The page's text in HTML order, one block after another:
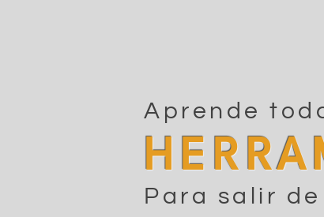
Aprende
Para salir de